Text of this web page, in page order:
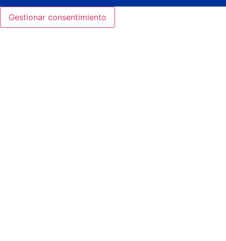
Gestionar consentimiento